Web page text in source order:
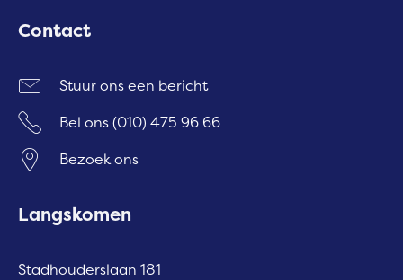
Contact
Stuur ons een bericht
Bel ons(010) 475 96 66
Bezoek ons
Langskomen
Stadhouderslaan 181